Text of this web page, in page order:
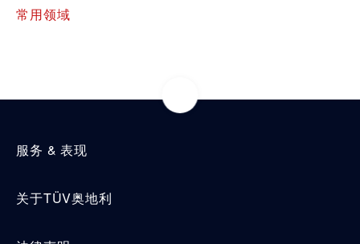
常用领域
服务 & 表现
关于TÜV奥地利